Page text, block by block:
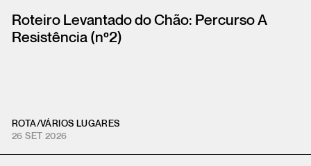
Roteiro Levantado do Chão: Percurso A
Resistência (nº2)
ROTA/VÁRIOS LUGARES
26 SET 2026